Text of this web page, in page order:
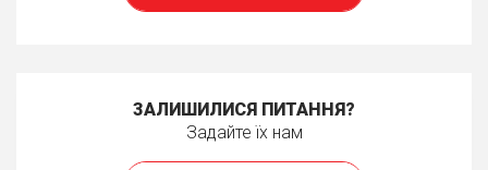
ЗАЛИШИЛИСЯ ПИТАННЯ?
Задайте їх нам